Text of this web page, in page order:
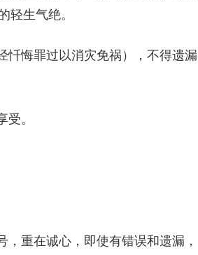
轻生气绝。
忏悔罪过以消灾免祸），不得遗漏
。
重在诚心，即使有错误和遗漏，